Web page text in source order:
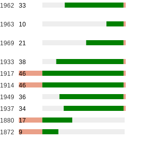
1962 33
1963 10
1969 21
1933
38
1917
46
1914
46
1949
36
1937
34
1880
17
1872 9